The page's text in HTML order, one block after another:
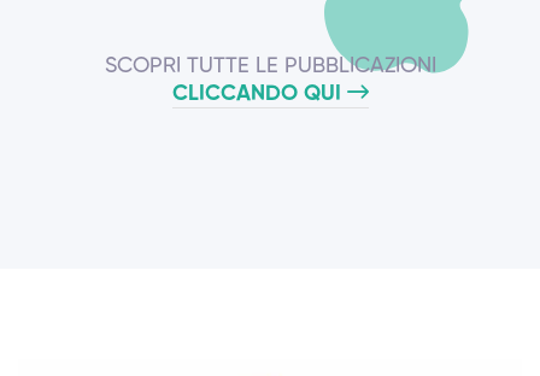
SCOPRI TUTTE LE PUBBLICAZIONI
CLICCANDO QUI